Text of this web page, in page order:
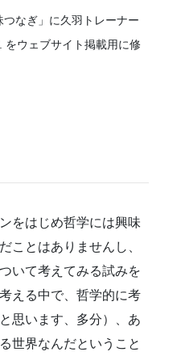
なぎ」に久羽トレーナー
ウェブサイト掲載用に修
をはじめ哲学には興味
ことはありませんし、
いて考えてみる試みを
える中で、哲学的に考
思います、多分）、あ
世界なんだということ